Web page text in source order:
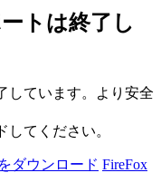
トは終了し
しています。より安全
てください。
ダウンロード FireFox